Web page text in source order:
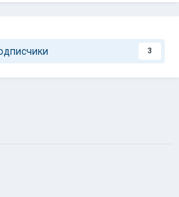
ДАЛЕЕ
1 из 15